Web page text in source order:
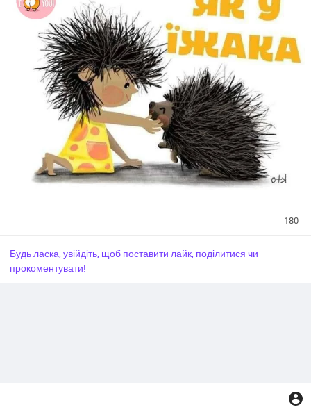
180
Будь ласка, увійдіть, щоб поставити лайк, поділитися чи
прокоментувати!